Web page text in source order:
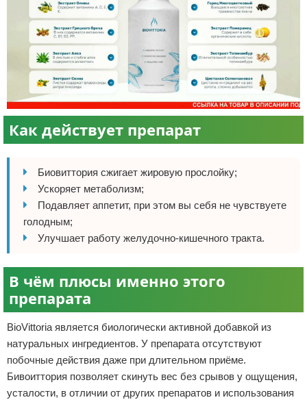
Как действует препарат
Биовиттория сжигает жировую прослойку;
Ускоряет метаболизм;
Подавляет аппетит, при этом вы себя не чувствуете
голодным;
Улучшает работу желудочно-кишечного тракта.
В чём плюсы именно этого
препарата
BioVittoria является биологически активной добавкой из
натуральных ингредиентов. У препарата отсутствуют
побочные действия даже при длительном приёме.
Бивоиттория позволяет скинуть вес без срывов у ощущения,
усталости, в отличии от других препаратов и использования